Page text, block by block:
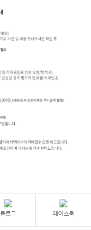
블로그 페이스북